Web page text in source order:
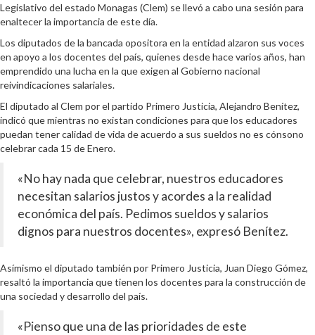
Legislativo del estado Monagas (Clem) se llevó a cabo una sesión para
enaltecer la importancia de este día.
Los diputados de la bancada opositora en la entidad alzaron sus voces
en apoyo a los docentes del país, quienes desde hace varios años, han
emprendido una lucha en la que exigen al Gobierno nacional
reivindicaciones salariales.
El diputado al Clem por el partido Primero Justicia, Alejandro Benítez,
indicó que mientras no existan condiciones para que los educadores
puedan tener calidad de vida de acuerdo a sus sueldos no es cónsono
celebrar cada 15 de Enero.
«No hay nada que celebrar, nuestros educadores
necesitan salarios justos y acordes a la realidad
económica del país. Pedimos sueldos y salarios
dignos para nuestros docentes», expresó Benítez.
Asímismo el diputado también por Primero Justicia, Juan Diego Gómez,
resaltó la importancia que tienen los docentes para la construcción de
una sociedad y desarrollo del país.
«Pienso que una de las prioridades de este